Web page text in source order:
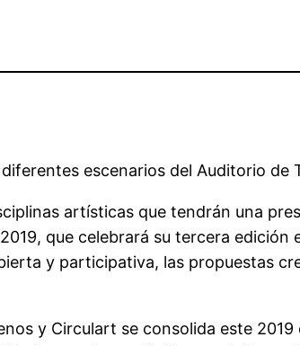
escenarios del Auditorio de
artísticas que tendrán una
que celebrará su tercera edición
y participativa, las propuestas
y Circulart se consolida este